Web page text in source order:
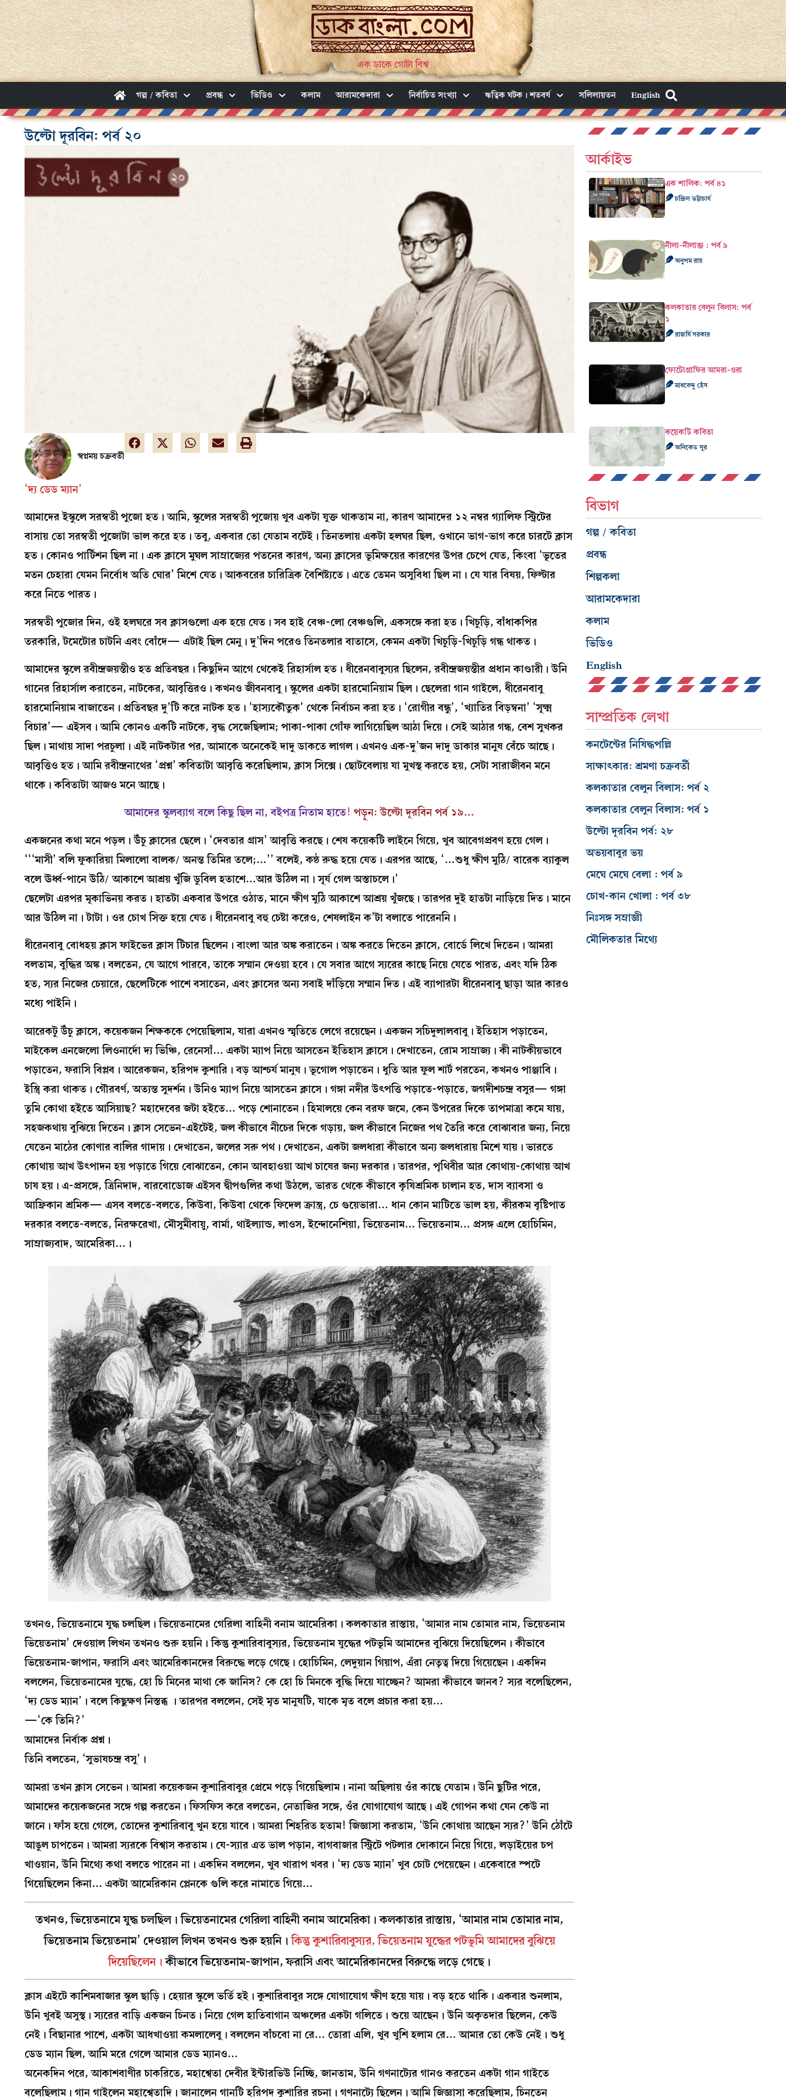
এক ডাকে গোটা বিশ্ব
গল্প / কবিতা প্রবন্ধ ভিডিও কলাম আরামকেদারা নির্বাচিত সংখ্যা ঋত্বিক ঘটক। শতবর্ষ সলিলায়তন English
উল্টো দূরবিন: পর্ব ২০
স্বপ্নময় চক্রবর্তী
‘দ্য ডেড ম্যান’
আমাদের ইস্কুলে সরস্বতী পুজো হত। আমি, স্কুলের সরস্বতী পুজোয় খুব একটা যুক্ত থাকতাম না, কারণ আমাদের ১২ নম্বর গ্যালিফ স্ট্রিটের
বাসায় তো সরস্বতী পুজোটা ভাল করে হত। তবু, একবার তো যেতাম বটেই। তিনতলায় একটা হলঘর ছিল, ওখানে ভাগ-ভাগ করে চারটে ক্লাস
হত। কোনও পার্টিশন ছিল না। এক ক্লাসে মুঘল সাম্রাজ্যের পতনের কারণ, অন্য ক্লাসের ভূমিক্ষয়ের কারণের উপর চেপে যেত, কিংবা ‘ভূতের
মতন চেহারা যেমন নির্বোধ অতি ঘোর’ মিশে যেত। আকবরের চারিত্রিক বৈশিষ্ট্যতে। এতে তেমন অসুবিধা ছিল না। যে যার বিষয়, ফিল্টার
করে নিতে পারত।
সরস্বতী পুজোর দিন, ওই হলঘরে সব ক্লাসগুলো এক হয়ে যেত। সব হাই বেঞ্চ-লো বেঞ্চগুলি, একসঙ্গে করা হত। খিচুড়ি, বাঁধাকপির
তরকারি, টমেটোর চাটনি এবং বোঁদে— এটাই ছিল মেনু। দু’দিন পরেও তিনতলার বাতাসে, কেমন একটা খিচুড়ি-খিচুড়ি গন্ধ থাকত।
আমাদের স্কুলে রবীন্দ্রজয়ন্তীও হত প্রতিবছর। কিছুদিন আগে থেকেই রিহার্সাল হত। ধীরেনবাবুস্যর ছিলেন, রবীন্দ্রজয়ন্তীর প্রধান কাণ্ডারী। উনি
গানের রিহার্সাল করাতেন, নাটকের, আবৃত্তিরও। কখনও জীবনবাবু। স্কুলের একটা হারমোনিয়াম ছিল। ছেলেরা গান গাইলে, ধীরেনবাবু
হারমোনিয়াম বাজাতেন। প্রতিবছর দু’টি করে নাটক হত। ‘হাস্যকৌতুক’ থেকে নির্বাচন করা হত। ‘রোগীর বন্ধু’, ‘খ্যাতির বিড়ম্বনা’ ‘সূক্ষ্ম
বিচার’— এইসব। আমি কোনও একটি নাটকে, বৃদ্ধ সেজেছিলাম; পাকা-পাকা গোঁফ লাগিয়েছিল আঠা দিয়ে। সেই আঠার গন্ধ, বেশ সুখকর
ছিল। মাথায় সাদা পরচুলা। এই নাটকটার পর, আমাকে অনেকেই দাদু ডাকতে লাগল। এখনও এক-দু’জন দাদু ডাকার মানুষ বেঁচে আছে।
আবৃত্তিও হত। আমি রবীন্দ্রনাথের ‘প্রশ্ন’ কবিতাটা আবৃত্তি করেছিলাম, ক্লাস সিক্সে। ছোটবেলায় যা মুখস্থ করতে হয়, সেটা সারাজীবন মনে
থাকে। কবিতাটা আজও মনে আছে।
আমাদের স্কুলব্যাগ বলে কিছু ছিল না, বইপত্র নিতাম হাতে! পড়ুন: উল্টো দূরবিন পর্ব ১৯…
একজনের কথা মনে পড়ল। উঁচু ক্লাসের ছেলে। ‘দেবতার গ্রাস’ আবৃত্তি করছে। শেষ কয়েকটি লাইনে গিয়ে, খুব আবেগপ্রবণ হয়ে গেল।
‘‘‘মাসী’ বলি ফুকারিয়া মিলালো বালক/ অনন্ত তিমির তলে;…’’ বলেই, কন্ঠ রুদ্ধ হয়ে যেত। এরপর আছে, ‘…শুধু ক্ষীণ মুঠি/ বারেক ব্যাকুল
বলে ঊর্ধ্ব-পানে উঠি/ আকাশে আশ্রয় খুঁজি ডুবিল হতাশে…আর উঠিল না। সূর্য গেল অস্তাচলে।’
ছেলেটা এরপর মূকাভিনয় করত। হাতটা একবার উপরে ওঠাত, মানে ক্ষীণ মুঠি আকাশে আশ্রয় খুঁজছে। তারপর দুই হাতটা নাড়িয়ে দিত। মানে
আর উঠিল না। টাটা। ওর চোখ সিক্ত হয়ে যেত। ধীরেনবাবু বহু চেষ্টা করেও, শেষলাইন ক’টা বলাতে পারেননি।
ধীরেনবাবু বোধহয় ক্লাস ফাইভের ক্লাস টিচার ছিলেন। বাংলা আর অঙ্ক করাতেন। অঙ্ক করতে দিতেন ক্লাসে, বোর্ডে লিখে দিতেন। আমরা
বলতাম, বুদ্ধির অঙ্ক। বলতেন, যে আগে পারবে, তাকে সম্মান দেওয়া হবে। যে সবার আগে স্যরের কাছে নিয়ে যেতে পারত, এবং যদি ঠিক
হত, স্যর নিজের চেয়ারে, ছেলেটিকে পাশে বসাতেন, এবং ক্লাসের অন্য সবাই দাঁড়িয়ে সম্মান দিত। এই ব্যাপারটা ধীরেনবাবু ছাড়া আর কারও
মধ্যে পাইনি।
আরেকটু উঁচু ক্লাসে, কয়েকজন শিক্ষককে পেয়েছিলাম, যারা এখনও স্মৃতিতে লেগে রয়েছেন। একজন সচিদুলালবাবু। ইতিহাস পড়াতেন,
মাইকেল এনজেলো লিওনার্দো দ্য ভিঞ্চি, রেনেসাঁ… একটা ম্যাপ নিয়ে আসতেন ইতিহাস ক্লাসে। দেখাতেন, রোম সাম্রাজ্য। কী নাটকীয়ভাবে
পড়াতেন, ফরাসি বিপ্লব। আরেকজন, হরিপদ কুশারি। বড় আশ্চর্য মানুষ। ভূগোল পড়াতেন। ধুতি আর ফুল শার্ট পরতেন, কখনও পাঞ্জাবি।
ইস্ত্রি করা থাকত। গৌরবর্ণ, অত্যন্ত সুদর্শন। উনিও ম্যাপ নিয়ে আসতেন ক্লাসে। গঙ্গা নদীর উৎপত্তি পড়াতে-পড়াতে, জগদীশচন্দ্র বসুর— গঙ্গা
তুমি কোথা হইতে আসিয়াছ? মহাদেবের জটা হইতে… পড়ে শোনাতেন। হিমালয়ে কেন বরফ জমে, কেন উপরের দিকে তাপমাত্রা কমে যায়,
সহজকথায় বুঝিয়ে দিতেন। ক্লাস সেভেন-এইটেই, জল কীভাবে নীচের দিকে গড়ায়, জল কীভাবে নিজের পথ তৈরি করে বোঝাবার জন্য, নিয়ে
যেতেন মাঠের কোণার বালির গাদায়। দেখাতেন, জলের সরু পথ। দেখাতেন, একটা জলধারা কীভাবে অন্য জলধারায় মিশে যায়। ভারতে
কোথায় আখ উৎপাদন হয় পড়াতে গিয়ে বোঝাতেন, কোন আবহাওয়া আখ চাষের জন্য দরকার। তারপর, পৃথিবীর আর কোথায়-কোথায় আখ
চাষ হয়। এ-প্রসঙ্গে, ত্রিনিদাদ, বারবোডোজ এইসব দ্বীপগুলির কথা উঠলে, ভারত থেকে কীভাবে কৃষিশ্রমিক চালান হত, দাস ব্যাবসা ও
আফ্রিকান শ্রমিক— এসব বলতে-বলতে, কিউবা, কিউবা থেকে ফিদেল ক্রাস্ত্র, চে গুয়েভারা… ধান কোন মাটিতে ভাল হয়, কীরকম বৃষ্টিপাত
দরকার বলতে-বলতে, নিরক্ষরেখা, মৌসুমীবায়ু, বার্মা, থাইল্যান্ড, লাওস, ইন্দোনেশিয়া, ভিয়েতনাম… ভিয়েতনাম… প্রসঙ্গ এলে হোচিমিন,
সাম্রাজ্যবাদ, আমেরিকা…।
তখনও, ভিয়েতনামে যুদ্ধ চলছিল। ভিয়েতনামের গেরিলা বাহিনী বনাম আমেরিকা। কলকাতার রাস্তায়, ‘আমার নাম তোমার নাম, ভিয়েতনাম
ভিয়েতনাম’ দেওয়াল লিখন তখনও শুরু হয়নি। কিন্তু কুশারিবাবুস্যর, ভিয়েতনাম যুদ্ধের পটভূমি আমাদের বুঝিয়ে দিয়েছিলেন। কীভাবে
ভিয়েতনাম-জাপান, ফরাসি এবং আমেরিকানদের বিরুদ্ধে লড়ে গেছে। হোচিমিন, লেদুয়ান গিয়াপ, এঁরা নেতৃত্ব দিয়ে গিয়েছেন। একদিন
বললেন, ভিয়েতনামের যুদ্ধে, হো চি মিনের মাথা কে জানিস? কে হো চি মিনকে বুদ্ধি দিয়ে যাচ্ছেন? আমরা কীভাবে জানব? স্যর বলেছিলেন,
‘দ্য ডেড ম্যান’। বলে কিছুক্ষণ নিস্তব্ধ । তারপর বললেন, সেই মৃত মানুষটি, যাকে মৃত বলে প্রচার করা হয়…
—‘কে তিনি?’
আমাদের নির্বাক প্রশ্ন।
তিনি বলতেন, ‘সুভাষচন্দ্র বসু’।
আমরা তখন ক্লাস সেভেন। আমরা কয়েকজন কুশারিবাবুর প্রেমে পড়ে গিয়েছিলাম। নানা অছিলায় ওঁর কাছে যেতাম। উনি ছুটির পরে,
আমাদের কয়েকজনের সঙ্গে গল্প করতেন। ফিসফিস করে বলতেন, নেতাজির সঙ্গে, ওঁর যোগাযোগ আছে। এই গোপন কথা যেন কেউ না
জানে। ফাঁস হয়ে গেলে, তোদের কুশারিবাবু খুন হয়ে যাবে। আমরা শিহরিত হতাম! জিজ্ঞাসা করতাম, ‘উনি কোথায় আছেন স্যর?’ উনি ঠোঁটে
আঙুল চাপতেন। আমরা স্যরকে বিশ্বাস করতাম। যে-স্যার এত ভাল পড়ান, বাগবাজার স্ট্রিটে পটলার দোকানে নিয়ে গিয়ে, লড়াইয়ের চপ
খাওয়ান, উনি মিথ্যে কথা বলতে পারেন না। একদিন বললেন, খুব খারাপ খবর। ‘দ্য ডেড ম্যান’ খুব চোট পেয়েছেন। একেবারে স্পটে
গিয়েছিলেন কিনা… একটা আমেরিকান প্লেনকে গুলি করে নামাতে গিয়ে…
তখনও, ভিয়েতনামে যুদ্ধ চলছিল। ভিয়েতনামের গেরিলা বাহিনী বনাম আমেরিকা। কলকাতার রাস্তায়, ‘আমার নাম তোমার নাম,
ভিয়েতনাম ভিয়েতনাম’ দেওয়াল লিখন তখনও শুরু হয়নি।কিন্তু কুশারিবাবুস্যর, ভিয়েতনাম যুদ্ধের পটভূমি আমাদের বুঝিয়ে
দিয়েছিলেন।কীভাবে ভিয়েতনাম-জাপান, ফরাসি এবং আমেরিকানদের বিরুদ্ধে লড়ে গেছে।
ক্লাস এইটে কাশিমবাজার স্কুল ছাড়ি। হেয়ার স্কুলে ভর্তি হই। কুশারিবাবুর সঙ্গে যোগাযোগ ক্ষীণ হয়ে যায়। বড় হতে থাকি। একবার শুনলাম,
উনি খুবই অসুস্থ। স্যরের বাড়ি একজন চিনত। নিয়ে গেল হাতিবাগান অঞ্চলের একটা গলিতে। শুয়ে আছেন। উনি অকৃতদার ছিলেন, কেউ
নেই। বিছানার পাশে, একটা আধখাওয়া কমলালেবু। বললেন বাঁচবো না রে… তোরা এলি, খুব খুশি হলাম রে… আমার তো কেউ নেই। শুধু
ডেড ম্যান ছিল, আমি মরে গেলে আমার ডেড ম্যানও…
অনেকদিন পরে, আকাশবাণীর চাকরিতে, মহাশ্বেতা দেবীর ইন্টারভিউ নিচ্ছি, জানতাম, উনি গণনাট্যের গানও করতেন একটা গান গাইতে
বলেছিলাম। গান গাইলেন মহাশ্বেতাদি। জানালেন গানটি হরিপদ কুশারির রচনা। গণনাট্যে ছিলেন। আমি জিজ্ঞাসা করেছিলাম, চিনতেন
আর্কাইভ
এক শালিক: পর্ব ৪১
চন্দ্রিল ভট্টাচার্য
নীলা-নীলাব্জ : পর্ব ৯
অনুপম রায়
কলকাতার বেলুন বিলাস: পর্ব
১
রাজর্ষি সরকার
ফোটোগ্রাফির আমরা-ওরা
মাধবেন্দু হেঁস
কয়েকটি কবিতা
অনিকেত সুর
বিভাগ
গল্প / কবিতা
প্রবন্ধ
শিল্পকলা
আরামকেদারা
কলাম
ভিডিও
English
সাম্প্রতিক লেখা
কনটেন্টের নিষিদ্ধপল্লি
সাক্ষাৎকার: শ্রমণা চক্রবর্তী
কলকাতার বেলুন বিলাস: পর্ব ২
কলকাতার বেলুন বিলাস: পর্ব ১
উল্টো দূরবিন পর্ব: ২৮
অভয়বাবুর ভয়
মেঘে মেঘে বেলা : পর্ব ৯
চোখ-কান খোলা : পর্ব ৩৮
নিঃসঙ্গ সম্রাজ্ঞী
মৌলিকতার মিথ্যে